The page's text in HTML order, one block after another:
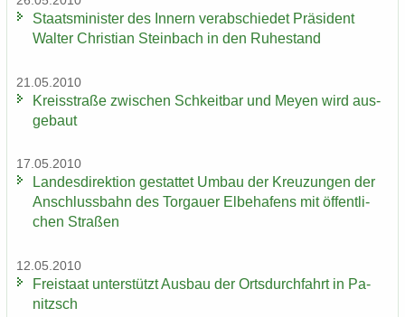
Staats­mi­nis­ter des In­nern ver­ab­schie­det Prä­si­dent
Wal­ter Chris­ti­an Stein­bach in den Ru­he­stand
21.05.2010
Kreis­stra­ße zwi­schen Schkeit­bar und Meyen wird aus­
ge­baut
17.05.2010
Lan­des­di­rek­ti­on ge­stat­tet Umbau der Kreu­zun­gen der
An­schluss­bahn des Tor­gau­er El­be­ha­fens mit öf­fent­li­
chen Stra­ßen
12.05.2010
Frei­staat un­ter­stützt Aus­bau der Orts­durch­fahrt in Pa­
nitzsch